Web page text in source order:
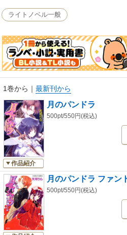
ライトノベル一般
1巻から ｜ 最新刊から
作品紹介
月のパンドラ
500pt/550円(税込)
月のパンドラ ファン
500pt/550円(税込)